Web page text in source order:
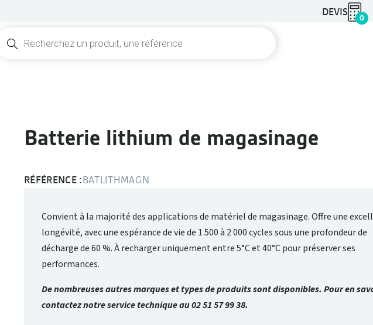
produits
0
DEVIS
Batterie lithium de magasinage
RÉFÉRENCE :BATLITHMAGN
Convient à la majorité des applications de matériel de magasinage. Offre une
longévité, avec une espérance de vie de 1 500 à 2 000 cycles sous une profondeur de
décharge de 60 %. À recharger uniquement entre 5°C et 40°C pour préserver ses
performances.
De nombreuses autres marques et types de produits sont disponibles. Pour en
contactez notre service technique au 02 51 57 99 38.